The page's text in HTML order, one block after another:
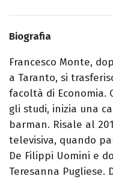
Biografia
Francesco Monte,
a Taranto, si
facoltà di Economia.
gli studi, inizia una
barman. Risale al
televisiva, quando
De Filippi Uomini e
Teresanna Pugliese.